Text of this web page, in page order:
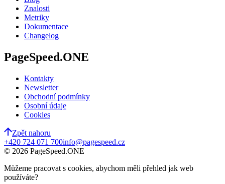
Znalosti
Metriky
Dokumentace
Changelog
PageSpeed.ONE
Kontakty
Newsletter
Obchodní podmínky
Osobní údaje
Cookies
Zpět nahoru
+420 724 071 700info@pagespeed.cz
© 2026 PageSpeed.ONE
Můžeme pracovat s cookies, abychom měli přehled jak web
používáte?